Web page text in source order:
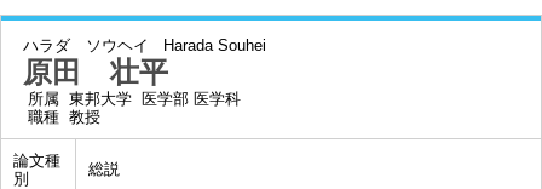
ハラダ ソウヘイ Harada Souhei
原田 壮平
所属 東邦大学 医学部 医学科
職種 教授
論文種
別
総説